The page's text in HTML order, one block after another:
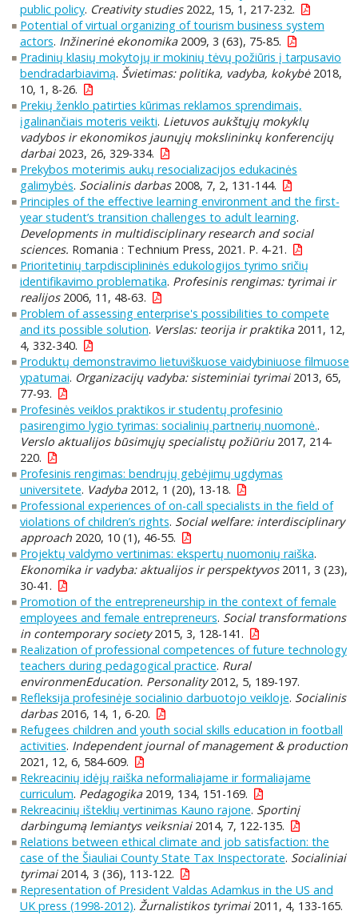
public policy. Creativity studies2022, 15, 1, 217-232.
Potential of virtual organizing of tourism business system
actors. Inžinerinė ekonomika2009, 3 (63), 75-85.
Pradinių klasių mokytojų ir mokinių tėvų požiūris į tarpusavio
bendradarbiavimą. Švietimas: politika, vadyba, kokybė2018,
10, 1, 8-26.
Prekių ženklo patirties kūrimas reklamos sprendimais,
įgalinančiais moteris veikti. Lietuvos aukštųjų mokyklų
vadybos ir ekonomikos jaunųjų mokslininkų konferencijų
darbai2023, 26, 329-334.
Prekybos moterimis aukų resocializacijos edukacinės
galimybės. Socialinis darbas2008, 7, 2, 131-144.
Principles of the effective learning environment and the first-
year student’s transition challenges to adult learning.
Developments in multidisciplinary research and social
sciences. Romania : Technium Press, 2021. P. 4-21.
Prioritetinių tarpdisciplininės edukologijos tyrimo sričių
identifikavimo problematika. Profesinis rengimas: tyrimai ir
realijos2006, 11, 48-63.
Problem of assessing enterprise's possibilities to compete
and its possible solution. Verslas: teorija ir praktika2011, 12,
4, 332-340.
Produktų demonstravimo lietuviškuose vaidybiniuose filmuose
ypatumai. Organizacijų vadyba: sisteminiai tyrimai2013, 65,
77-93.
Profesinės veiklos praktikos ir studentų profesinio
pasirengimo lygio tyrimas: socialinių partnerių nuomonė..
Verslo aktualijos būsimųjų specialistų požiūriu2017, 214-
220.
Profesinis rengimas: bendrųjų gebėjimų ugdymas
universitete. Vadyba2012, 1 (20), 13-18.
Professional experiences of on-call specialists in the field of
violations of children’s rights. Social welfare: interdisciplinary
approach2020, 10 (1), 46-55.
Projektų valdymo vertinimas: ekspertų nuomonių raiška.
Ekonomika ir vadyba: aktualijos ir perspektyvos2011, 3 (23),
30-41.
Promotion of the entrepreneurship in the context of female
employees and female entrepreneurs. Social transformations
in contemporary society2015, 3, 128-141.
Realization of professional competences of future technology
teachers during pedagogical practice. Rural
environmenEducation. Personality2012, 5, 189-197.
Refleksija profesinėje socialinio darbuotojo veikloje. Socialinis
darbas2016, 14, 1, 6-20.
Refugees children and youth social skills education in football
activities. Independent journal of management & production
2021, 12, 6, 584-609.
Rekreacinių idėjų raiška neformaliajame ir formaliajame
curriculum. Pedagogika2019, 134, 151-169.
Rekreacinių išteklių vertinimas Kauno rajone. Sportinį
darbingumą lemiantys veiksniai2014, 7, 122-135.
Relations between ethical climate and job satisfaction: the
case of the Šiauliai County State Tax Inspectorate. Socialiniai
tyrimai2014, 3 (36), 113-122.
Representation of President Valdas Adamkus in the US and
UK press (1998-2012). Žurnalistikos tyrimai2011, 4, 133-165.